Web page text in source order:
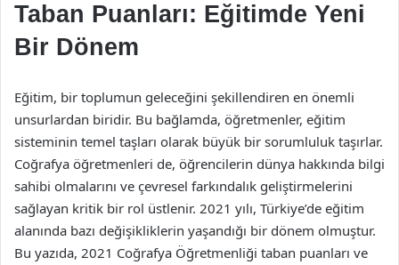
Taban Puanları: Eğitimde Yeni
Bir Dönem
Eğitim, bir toplumun geleceğini şekillendiren en önemli
unsurlardan biridir. Bu bağlamda, öğretmenler, eğitim
sisteminin temel taşları olarak büyük bir sorumluluk taşırlar.
Coğrafya öğretmenleri de, öğrencilerin dünya hakkında bilgi
sahibi olmalarını ve çevresel farkındalık geliştirmelerini
sağlayan kritik bir rol üstlenir. 2021 yılı, Türkiye’de eğitim
alanında bazı değişikliklerin yaşandığı bir dönem olmuştur.
Bu yazıda, 2021 Coğrafya Öğretmenliği taban puanları ve